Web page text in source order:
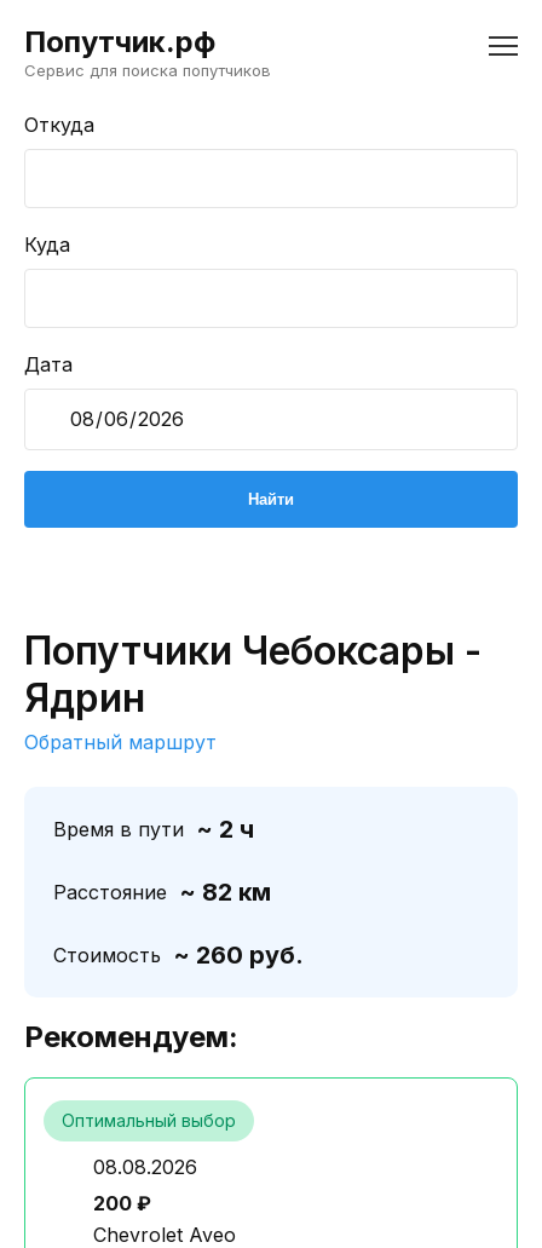
Попутчик.рф
Сервис для поиска попутчиков
Откуда
Куда
Дата
Попутчики Чебоксары -
Ядрин
Обратный маршрут
Время в пути ~ 2 ч
Расстояние ~ 82 км
Стоимость ~ 260 руб.
Рекомендуем:
Оптимальный выбор
08.08.2026
200 ₽
Chevrolet Aveo